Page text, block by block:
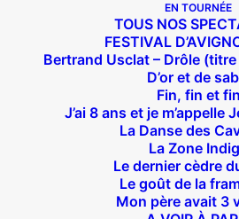
EN TOURNÉE
TOUS NOS
FESTIVAL
Bertrand Usclat – Drôle
D’or et de
Fin, fin et fin
J’ai 8 ans et je m’appelle
La Danse des
La Zone
Le dernier cèdre
Le goût de la
Mon père avait 3